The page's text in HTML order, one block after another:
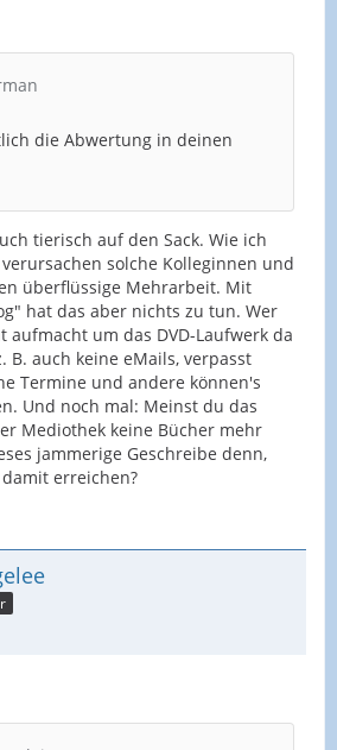
die Abwertung in deinen
tierisch auf den Sack. Wie ich
solche Kolleginnen und
überflüssige Mehrarbeit. Mit
hat das aber nichts zu tun. Wer
aufmacht um das DVD-Laufwerk da
B. auch keine eMails, verpasst
Termine und andere können's
Und noch mal: Meinst du das
Mediothek keine Bücher mehr
jammerige Geschreibe denn,
erreichen?